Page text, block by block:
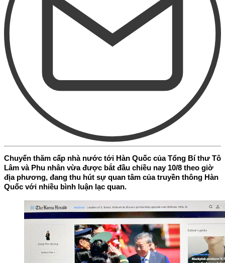
Chuyến thăm cấp nhà nước tới Hàn Quốc của Tổng Bí thư Tô
Lâm và Phu nhân vừa được bắt đầu chiều nay 10/8 theo giờ
địa phương, đang thu hút sự quan tâm của truyền thông Hàn
Quốc với nhiều bình luận lạc quan.